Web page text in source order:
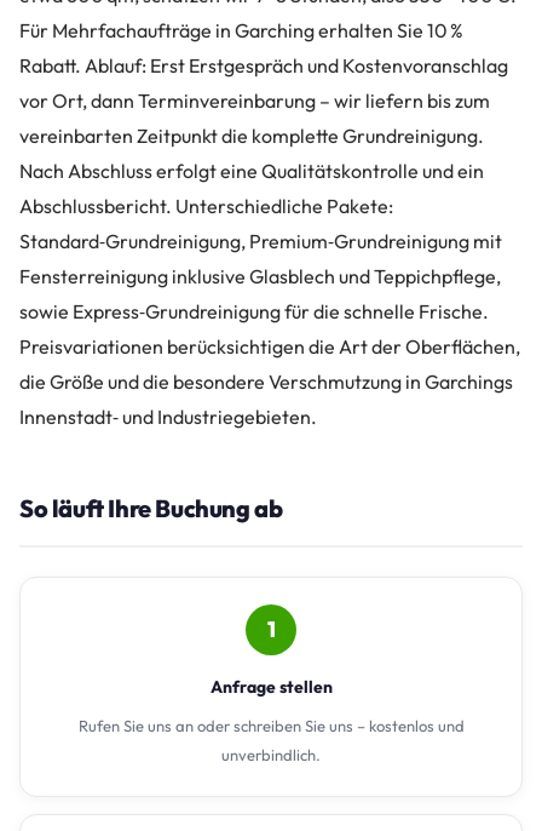
Für Mehrfachaufträge in Garching erhalten Sie 10 %
Rabatt. Ablauf: Erst Erstgespräch und Kostenvoranschlag
vor Ort, dann Terminvereinbarung – wir liefern bis zum
vereinbarten Zeitpunkt die komplette Grundreinigung.
Nach Abschluss erfolgt eine Qualitätskontrolle und ein
Abschlussbericht. Unterschiedliche Pakete:
Standard‑Grundreinigung, Premium‑Grundreinigung mit
Fensterreinigung inklusive Glasblech und Teppichpflege,
sowie Express‑Grundreinigung für die schnelle Frische.
Preisvariationen berücksichtigen die Art der Oberflächen,
die Größe und die besondere Verschmutzung in Garchings
Innenstadt‑ und Industriegebieten.
So läuft Ihre Buchung ab
1
Anfrage stellen
Rufen Sie uns an oder schreiben Sie uns – kostenlos und
unverbindlich.